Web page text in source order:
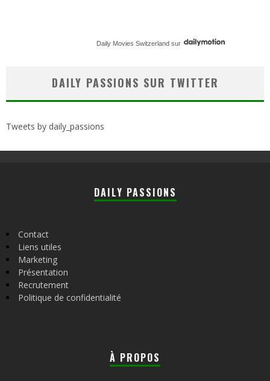
Daily Movies Switzerland sur
DAILY PASSIONS SUR TWITTER
Tweets by daily_passions
DAILY PASSIONS
Contact
Liens utiles
Marketing
Présentation
Recrutement
Politique de confidentialité
À PROPOS